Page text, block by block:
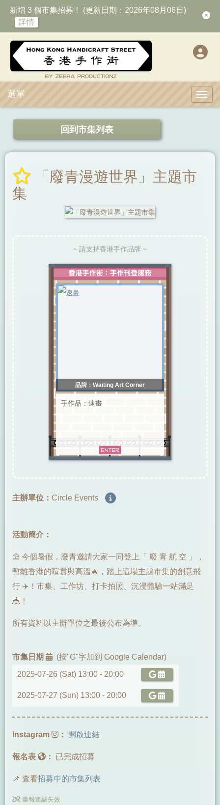
新增 3 個市集招募！ (更新日期：2026年08月06日)
詳情
選單
回到市集列表
「廢青漫遊世界」主題市
集
~ 請支持香港手作品牌 ~
品牌：Waiting Art Corner
手作品：速畫
主辦單位： Circle Events
活動簡介：
⛱️ 今個暑假，廢青邀請大家一同登上「 廢 青 航 空 」，
暫離香港的喧囂與高溫🔥，踏上這場主題市集的創意飛
行 ✈️！市集、工作坊、打卡拍照、沉浸體驗一站滿足
🎪！
所有資料以主辦單位之最後公布為準。
市集日期 (按"G"字加到 Google Calendar)
2025-07-26 (Sat) 13:00 - 20:00
2025-07-27 (Sun) 13:00 - 20:00
Instagram ： 開啟連結
報名表 ： 已完成招募
📌 查看招募中的市集列表
彙報連結失效